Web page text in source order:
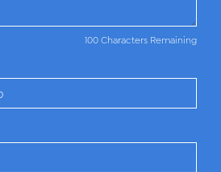
100 Characters Remaining